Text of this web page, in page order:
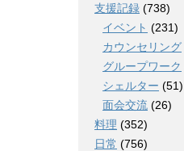
支援記録 (738)
イベント (231)
カウンセリング
グループワーク
シェルター (51)
面会交流 (26)
料理 (352)
日常 (756)